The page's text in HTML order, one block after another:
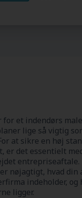
for et indendørs
lige så vigtig
at sikre en høj
er det essentielt
entrepriseaftale.
nøjagtigt, hvad din
indeholder, og
ligger.